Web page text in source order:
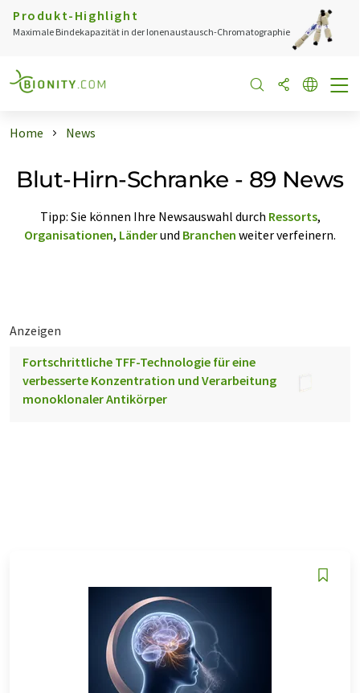
Produkt-Highlight
Maximale Bindekapazität in der Ionenaustausch-Chromatographie
Home News
Blut-Hirn-Schranke - 89 News
Tipp: Sie können Ihre Newsauswahl durch Ressorts,
Organisationen, Länderund Branchen weiter verfeinern.
Anzeigen
Fortschrittliche TFF-Technologie für eine
verbesserte Konzentration und Verarbeitung
monoklonaler Antikörper